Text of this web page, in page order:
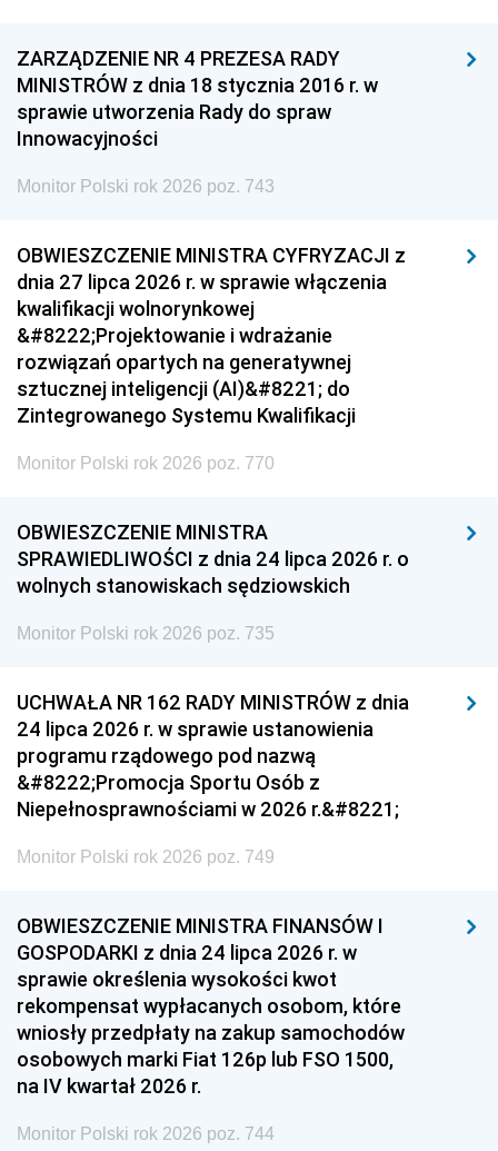
ZARZĄDZENIE NR 4 PREZESA RADY
MINISTRÓW z dnia 18 stycznia 2016 r. w
sprawie utworzenia Rady do spraw
Innowacyjności
Monitor Polski rok 2026 poz. 743
OBWIESZCZENIE MINISTRA CYFRYZACJI z
dnia 27 lipca 2026 r. w sprawie włączenia
kwalifikacji wolnorynkowej
&#8222;Projektowanie i wdrażanie
rozwiązań opartych na generatywnej
sztucznej inteligencji (AI)&#8221; do
Zintegrowanego Systemu Kwalifikacji
Monitor Polski rok 2026 poz. 770
OBWIESZCZENIE MINISTRA
SPRAWIEDLIWOŚCI z dnia 24 lipca 2026 r. o
wolnych stanowiskach sędziowskich
Monitor Polski rok 2026 poz. 735
UCHWAŁA NR 162 RADY MINISTRÓW z dnia
24 lipca 2026 r. w sprawie ustanowienia
programu rządowego pod nazwą
&#8222;Promocja Sportu Osób z
Niepełnosprawnościami w 2026 r.&#8221;
Monitor Polski rok 2026 poz. 749
OBWIESZCZENIE MINISTRA FINANSÓW I
GOSPODARKI z dnia 24 lipca 2026 r. w
sprawie określenia wysokości kwot
rekompensat wypłacanych osobom, które
wniosły przedpłaty na zakup samochodów
osobowych marki Fiat 126p lub FSO 1500,
na IV kwartał 2026 r.
Monitor Polski rok 2026 poz. 744